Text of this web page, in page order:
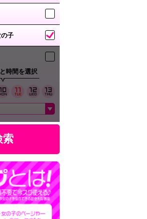
子
時間を選択
索